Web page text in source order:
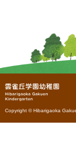
Copyright © Hibarigaoka